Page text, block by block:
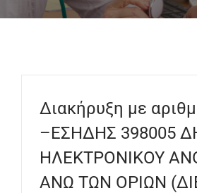
Διακήρυξη με
–ΕΣΗΔΗΣ 398005
ΗΛΕΚΤΡΟΝΙΚΟΥ
ΑΝΩ ΤΩΝ ΟΡΙΩΝ